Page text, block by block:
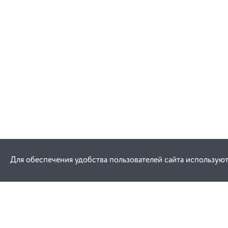
Для обеспечения удобства пользователей сайта